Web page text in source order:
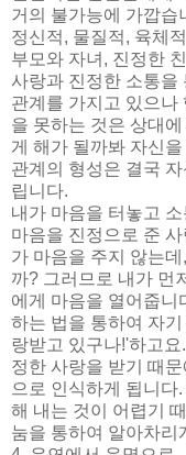
거의 불가능에 가깝습
정신적, 물질적, 육체
부모와 자녀, 진정한
사랑과 진정한 소통을
관계를 가지고 있으나
을 못하는 것은 상대
게 해가 될까봐 자신
관계의 형성은 결국
립니다.
내가 마음을 터놓고
마음을 진정으로 준
가 마음을 주지 않는
까? 그러므로 내가 먼
에게 마음을 열어줍니
하는 법을 통하여 자
랑받고 있구나!'하고
정한 사랑을 받기 때
으로 인식하게 됩니다
해 내는 것이 어렵기
눔을 통하여 알아차리